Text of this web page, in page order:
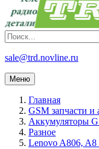
sale@trd.novline.ru
Меню
Главная
GSM запчасти и
Аккумуляторы
Разное
Lenovo A806,